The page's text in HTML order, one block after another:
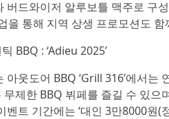
드와이저 알루보틀 맥주로 구
을 통해 지역 상생 프로모션도 함
BBQ : ‘Adieu 2025’
웃도어 BBQ ‘Grill 316’에서는
제한 BBQ 뷔페를 즐길 수 있
트 기간에는 ‘대인 3만8000원